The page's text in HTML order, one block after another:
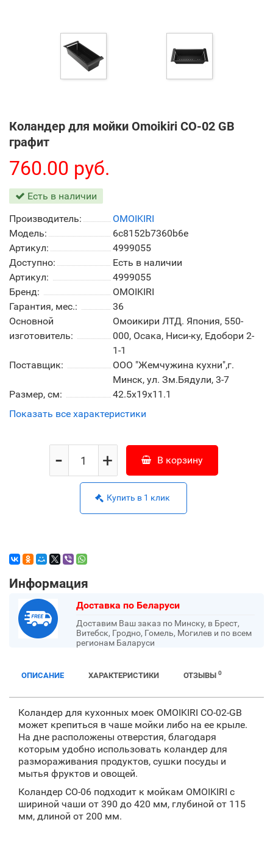
Коландер для мойки Omoikiri CO-02 GB
графит
760.00 руб.
Есть в наличии
Производитель:
OMOIKIRI
Модель:
6c8152b7360b6e
Артикул:
4999055
Доступно:
Есть в наличии
Артикул:
4999055
Бренд:
OMOIKIRI
Гарантия, мес.:
36
Основной
изготовитель:
Омоикири ЛТД. Япония, 550-
000, Осака, Ниси-ку, Едобори 2-
1-1
Поставщик:
ООО "Жемчужина кухни",г.
Минск, ул. Зм.Бядули, 3-7
Размер, см:
42.5х19х11.1
Показать все характеристики
+
- В корзину
Купить в 1 клик
Информация
Доставка по Беларуси
Доставим Ваш заказ по Минску, в Брест,
Витебск, Гродно, Гомель, Могилев и по всем
регионам Баларуси
ОПИСАНИЕ ХАРАКТЕРИСТИКИ ОТЗЫВЫ 0
Коландер для кухонных моек OMOIKIRI CO-02-GB
может крепиться в чаше мойки либо на ее крыле.
На дне расположены отверстия, благодаря
которым удобно использовать коландер для
размораживания продуктов, сушки посуды и
мытья фруктов и овощей.
Коландер CO-06 подходит к мойкам OMOIKIRI с
шириной чаши от 390 до 420 мм, глубиной от 115
мм, длиной от 200 мм.